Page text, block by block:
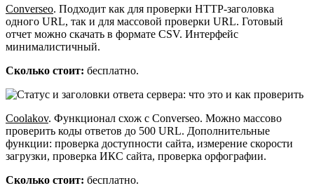
Converseo. Подходит как для проверки HTTP-заголовка
одного URL, так и для массовой проверки URL. Готовый
отчет можно скачать в формате CSV. Интерфейс
минималистичный.
Сколько стоит: бесплатно.
Coolakov. Функционал схож с Converseo. Можно массово
проверить коды ответов до 500 URL. Дополнительные
функции: проверка доступности сайта, измерение скорости
загрузки, проверка ИКС сайта, проверка орфографии.
Сколько стоит: бесплатно.